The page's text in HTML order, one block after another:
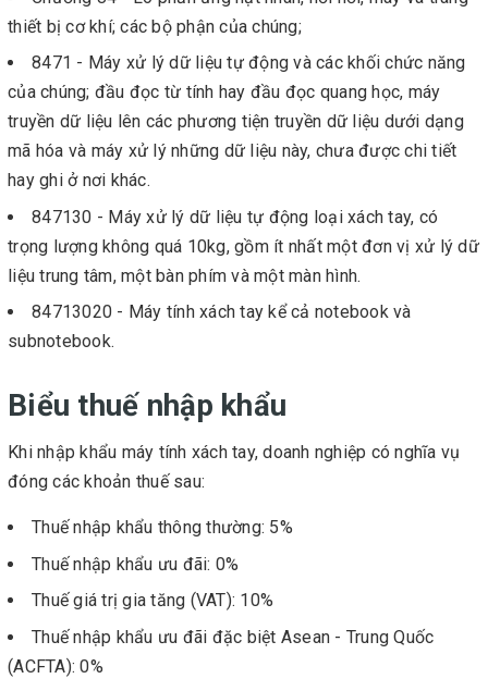
thiết bị cơ khí; các bộ phận của chúng;
8471 - Máy xử lý dữ liệu tự động và các khối chức năng
của chúng; đầu đọc từ tính hay đầu đọc quang học, máy
truyền dữ liệu lên các phương tiện truyền dữ liệu dưới dạng
mã hóa và máy xử lý những dữ liệu này, chưa được chi tiết
hay ghi ở nơi khác.
847130 - Máy xử lý dữ liệu tự động loại xách tay, có
trọng lượng không quá 10kg, gồm ít nhất một đơn vị xử lý dữ
liệu trung tâm, một bàn phím và một màn hình.
84713020 - Máy tính xách tay kể cả notebook và
subnotebook.
Biểu thuế nhập khẩu
Khi nhập khẩu máy tính xách tay, doanh nghiệp có nghĩa vụ
đóng các khoản thuế sau:
Thuế nhập khẩu thông thường: 5%
Thuế nhập khẩu ưu đãi: 0%
Thuế giá trị gia tăng (VAT): 10%
Thuế nhập khẩu ưu đãi đặc biệt Asean - Trung Quốc
(ACFTA): 0%